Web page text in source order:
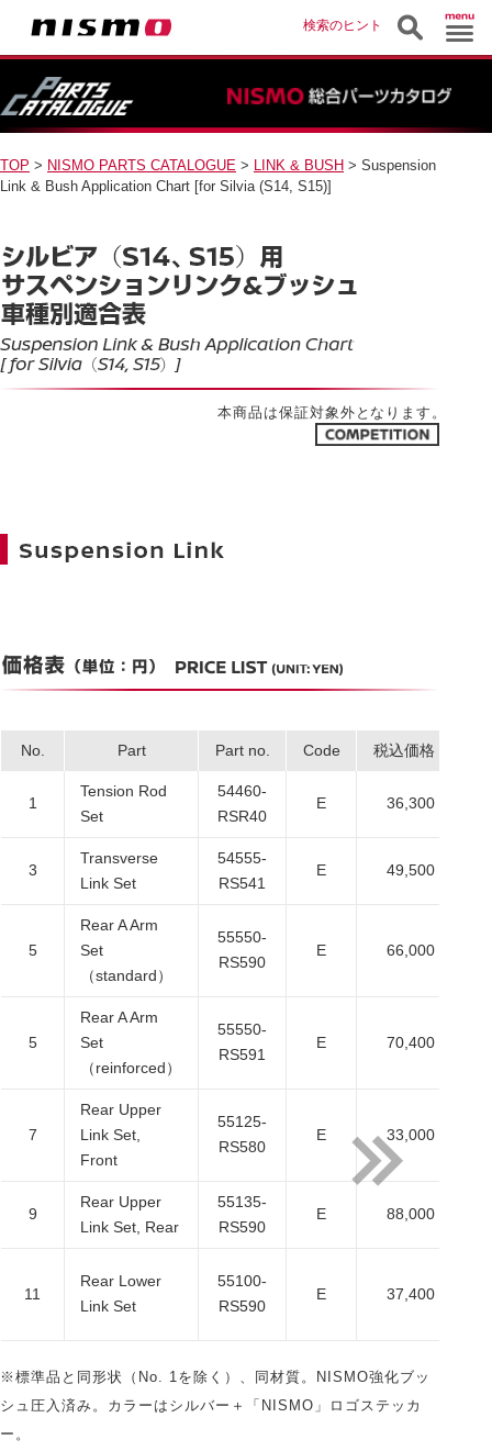
検索のヒント
TOP > NISMO PARTS CATALOGUE > LINK & BUSH > Suspension
Link & Bush Application Chart [for Silvia (S14, S15)]
本商品は保証対象外となります。
No. Part Part no. Code 税込価格
1
Tension Rod
Set
54460-
RSR40
E 36,300
3
Transverse
Link Set
54555-
RS541
E 49,500
5
Rear A Arm
Set
（standard）
55550-
RS590
E 66,000
5
Rear A Arm
Set
（reinforced）
55550-
RS591
E 70,400
7
Rear Upper
Link Set,
Front
55125-
RS580
E 33,000
9
Rear Upper
Link Set, Rear
55135-
RS590
E 88,000
11
Rear Lower
Link Set
55100-
RS590
E 37,400
※標準品と同形状（No. 1を除く）、同材質。NISMO強化ブッ
シュ圧入済み。カラーはシルバー＋「NISMO」ロゴステッカ
ー。